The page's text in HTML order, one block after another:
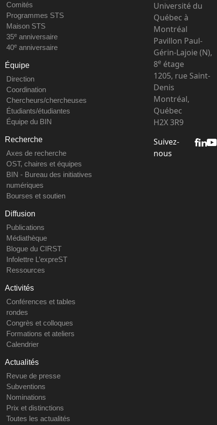
Comités
Programmes STS
Maison STS
35eanniversaire
40eanniversaire
Équipe
Direction
Coordination
Chercheurs/chercheuses
Étudiants/étudiantes
Équipe du BIN
Recherche
Axes de recherche
OST, chaires et équipes
BIN - Bureau des initiatives
numériques
Bourses et soutien
Diffusion
Publications
Médiathèque
Blogue du CIRST
Infolettre L’expreST
Ressources
Activités
Conférences et tables
rondes
Congrès et colloques
Formations et ateliers
Calendrier
Actualités
Revue de presse
Subventions
Nominations
Prix et distinctions
Toutes les actualités
Université du
Québec à
Montréal
Pavillon Paul-
Gérin-Lajoie (N),
8e étage
1205, rue Saint-
Denis
Montréal,
Québec
H2X 3R9
Suivez-
nous